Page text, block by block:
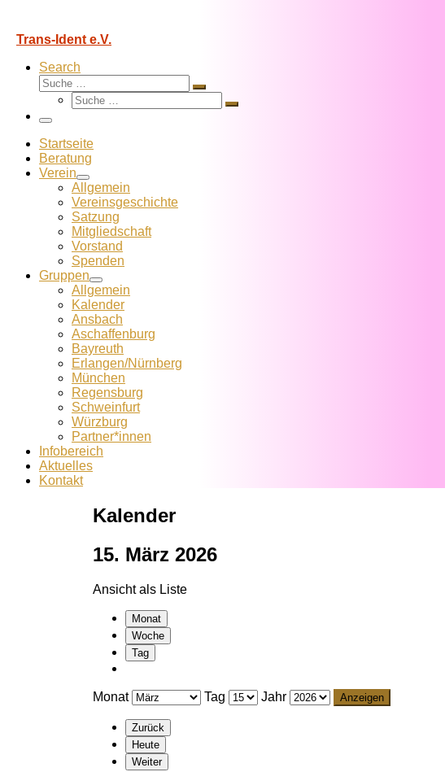
Trans-Ident e.V.
Search
Suche
Suche
Suche
Suche
Menü
Startseite
Beratung
Verein
Allgemein
Vereins­geschichte
Satzung
Mitglied­schaft
Vorstand
Spenden
Gruppen
Allgemein
Kalender
Ansbach
Aschaffenburg
Bayreuth
Erlangen/Nürnberg
München
Regensburg
Schweinfurt
Würzburg
Partner*innen
Infobereich
Aktuelles
Kontakt
Kalender
15. März 2026
Ansicht als Liste
Monat
Woche
Tag
Monat Tag Jahr
Zurück
Heute
Weiter